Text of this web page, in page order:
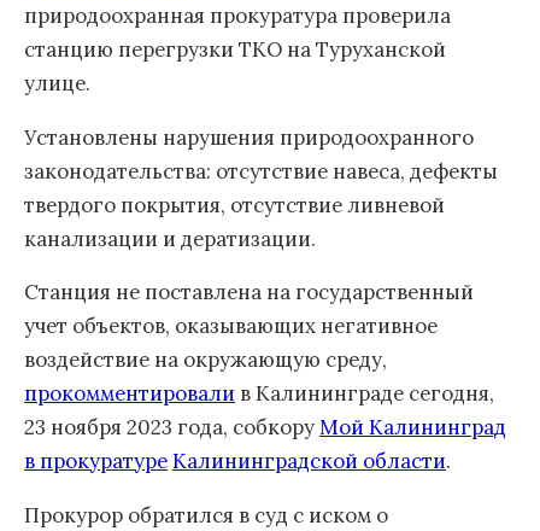
природоохранная прокуратура проверила
станцию перегрузки ТКО на Туруханской
улице.
Установлены нарушения природоохранного
законодательства: отсутствие навеса, дефекты
твердого покрытия, отсутствие ливневой
канализации и дератизации.
Станция не поставлена на государственный
учет объектов, оказывающих негативное
воздействие на окружающую среду,
прокомментировали в Калининграде сегодня,
23 ноября 2023 года, собкоруМой Калининград
в прокуратуреКалининградской области.
Прокурор обратился в суд с иском о